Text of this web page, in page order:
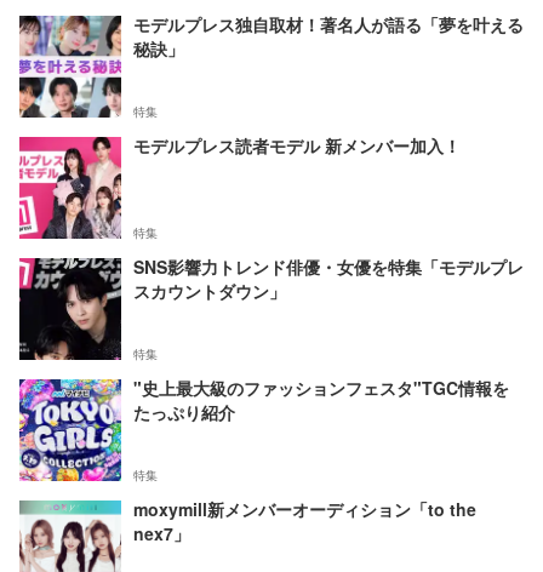
モデルプレス独自取材！著名人が語る「夢を叶える
秘訣」
特集
モデルプレス読者モデル 新メンバー加入！
特集
SNS影響力トレンド俳優・女優を特集「モデルプレ
スカウントダウン」
特集
"史上最大級のファッションフェスタ"TGC情報を
たっぷり紹介
特集
moxymill新メンバーオーディション「to the
nex7」